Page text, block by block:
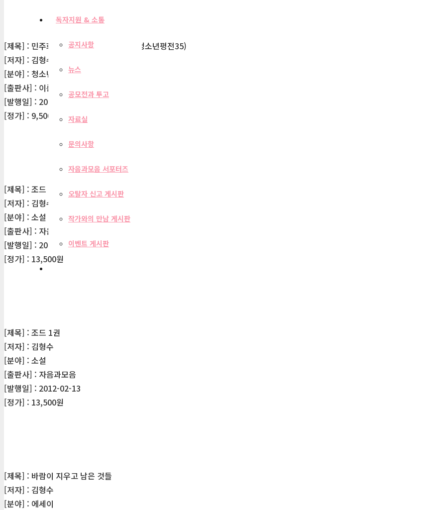
독자지원 & 소통
공지사항
뉴스
공모전과 투고
자료실
문의사항
자음과모음 서포터즈
오탈자 신고 게시판
작가와의 만남 게시판
이벤트 게시판
[제목] : 민주화와 통일의 선구자 문익환(청소년평전35)
[저자] : 김형수
[분야] : 청소년
[출판사] : 이룸
[발행일] : 2010-04-02
[정가] : 9,500원
[제목] : 조드 2권
[저자] : 김형수
[분야] : 소설
[출판사] : 자음과모음
[발행일] : 2012-02-13
[정가] : 13,500원
[제목] : 조드 1권
[저자] : 김형수
[분야] : 소설
[출판사] : 자음과모음
[발행일] : 2012-02-13
[정가] : 13,500원
[제목] : 바람이 지우고 남은 것들
[저자] : 김형수
[분야] : 에세이